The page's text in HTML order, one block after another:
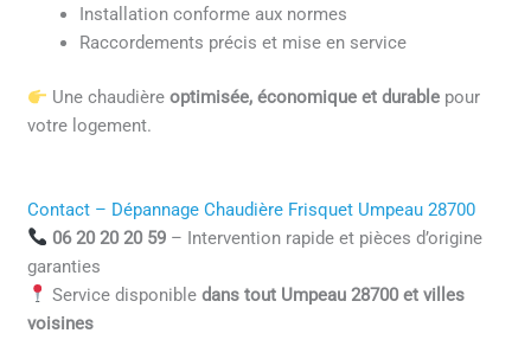
Installation conforme aux normes
Raccordements précis et mise en service
Une chaudière optimisée, économique et durablepour
votre logement.
Contact – Dépannage Chaudière Frisquet Umpeau 28700
06 20 20 20 59– Intervention rapide et pièces d’origine
garanties
Service disponible dans tout Umpeau 28700 et villes
voisines